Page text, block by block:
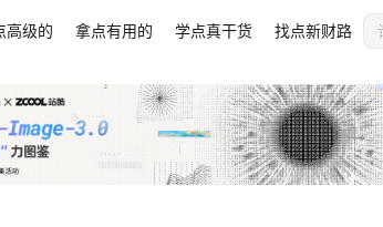
高级的 拿点有用的 学点真干货 找点新财路
册设计